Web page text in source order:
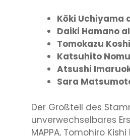
Kōki Uchiyama
Daiki Hamano
Tomokazu
Katsuhito
Atsushi
Sara
Der Großteil des
unverwechselbares
MAPPA, Tomohiro